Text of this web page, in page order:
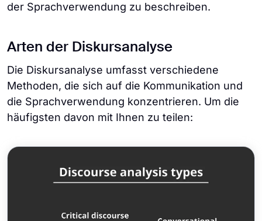
der Sprachverwendung zu beschreiben.
Arten der Diskursanalyse
Die Diskursanalyse umfasst verschiedene
Methoden, die sich auf die Kommunikation und
die Sprachverwendung konzentrieren. Um die
häufigsten davon mit Ihnen zu teilen: